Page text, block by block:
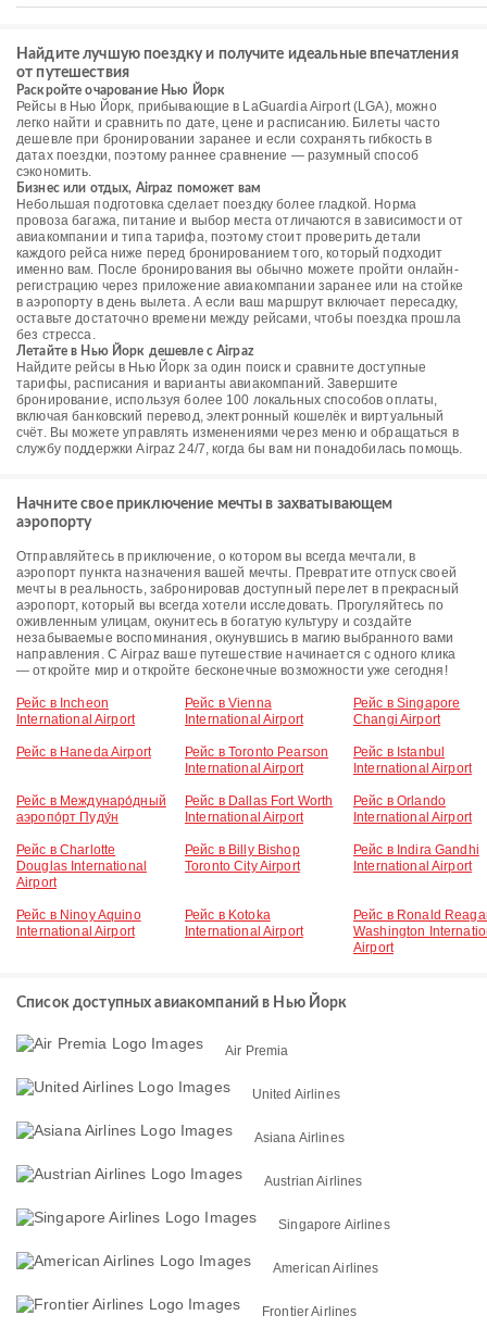
Найдите лучшую поездку и получите идеальные впечатления
от путешествия
Раскройте очарование Нью Йорк
Рейсы в Нью Йорк, прибывающие в LaGuardia Airport (LGA), можно
легко найти и сравнить по дате, цене и расписанию. Билеты часто
дешевле при бронировании заранее и если сохранять гибкость в
датах поездки, поэтому раннее сравнение — разумный способ
сэкономить.
Бизнес или отдых, Airpaz поможет вам
Небольшая подготовка сделает поездку более гладкой. Норма
провоза багажа, питание и выбор места отличаются в зависимости от
авиакомпании и типа тарифа, поэтому стоит проверить детали
каждого рейса ниже перед бронированием того, который подходит
именно вам. После бронирования вы обычно можете пройти онлайн-
регистрацию через приложение авиакомпании заранее или на стойке
в аэропорту в день вылета. А если ваш маршрут включает пересадку,
оставьте достаточно времени между рейсами, чтобы поездка прошла
без стресса.
Летайте в Нью Йорк дешевле с Airpaz
Найдите рейсы в Нью Йорк за один поиск и сравните доступные
тарифы, расписания и варианты авиакомпаний. Завершите
бронирование, используя более 100 локальных способов оплаты,
включая банковский перевод, электронный кошелёк и виртуальный
счёт. Вы можете управлять изменениями через меню и обращаться в
службу поддержки Airpaz 24/7, когда бы вам ни понадобилась помощь.
Начните свое приключение мечты в захватывающем
аэропорту
Отправляйтесь в приключение, о котором вы всегда мечтали, в
аэропорт пункта назначения вашей мечты. Превратите отпуск своей
мечты в реальность, забронировав доступный перелет в прекрасный
аэропорт, который вы всегда хотели исследовать. Прогуляйтесь по
оживленным улицам, окунитесь в богатую культуру и создайте
незабываемые воспоминания, окунувшись в магию выбранного вами
направления. С Airpaz ваше путешествие начинается с одного клика
— откройте мир и откройте бесконечные возможности уже сегодня!
Рейс в Incheon
International Airport
Рейс в Vienna
International Airport
Рейс в Singapore
Changi Airport
Рейс в Haneda Airport
Рейс в Toronto Pearson
International Airport
Рейс в Istanbul
International Airport
Рейс в Междунаро́дный
аэропо́рт Пуду́н
Рейс в Dallas Fort Worth
International Airport
Рейс в Orlando
International Airport
Рейс в Charlotte
Douglas International
Airport
Рейс в Billy Bishop
Toronto City Airport
Рейс в Indira Gandhi
International Airport
Рейс в Ninoy Aquino
International Airport
Рейс в Kotoka
International Airport
Рейс в Ronald
Washington
Airport
Список доступных авиакомпаний в Нью Йорк
Air Premia
United Airlines
Asiana Airlines
Austrian Airlines
Singapore Airlines
American Airlines
Frontier Airlines